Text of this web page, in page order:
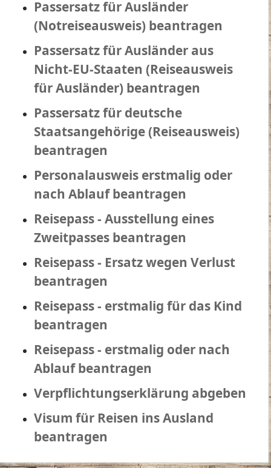
Passersatz für Ausländer
(Notreiseausweis) beantragen
Passersatz für Ausländer aus
Nicht-EU-Staaten (Reiseausweis
für Ausländer) beantragen
Passersatz für deutsche
Staatsangehörige (Reiseausweis)
beantragen
Personalausweis erstmalig oder
nach Ablauf beantragen
Reisepass - Ausstellung eines
Zweitpasses beantragen
Reisepass - Ersatz wegen Verlust
beantragen
Reisepass - erstmalig für das Kind
beantragen
Reisepass - erstmalig oder nach
Ablauf beantragen
Verpflichtungserklärung abgeben
Visum für Reisen ins Ausland
beantragen